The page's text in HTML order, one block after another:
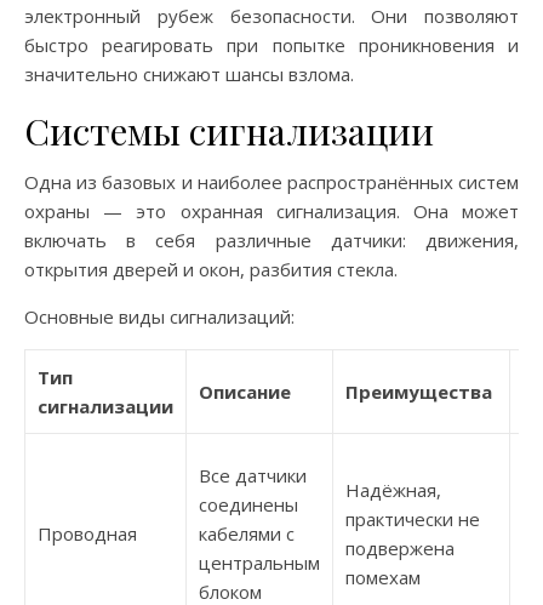
электронный рубеж безопасности. Они позволяют
быстро реагировать при попытке проникновения и
значительно снижают шансы взлома.
Системы сигнализации
Одна из базовых и наиболее распространённых систем
охраны — это охранная сигнализация. Она может
включать в себя различные датчики: движения,
открытия дверей и окон, разбития стекла.
Основные виды сигнализаций:
Тип
сигнализации
Описание Преимущества
Проводная
Все датчики
соединены
кабелями с
центральным
блоком
Надёжная,
практически не
подвержена
помехам